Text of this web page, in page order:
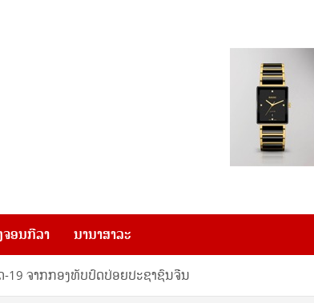
ຈອນກີລາ ນານາສາລະ
19 ຈາກກອງທັບປົດປ່ອຍປະຊາຊົນຈີນ